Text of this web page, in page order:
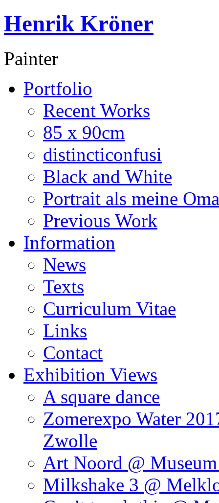
Henrik Kröner
Painter
Portfolio
Recent Works
85 x 90cm
distincticonfusi
Black and White
Portrait als meine Oma
Previous Work
Information
News
Texts
Curriculum Vitae
Links
Contact
Exhibition Views
A square dance
Zomerexpo Water
Zwolle
Art Noord @
Milkshake 3 @